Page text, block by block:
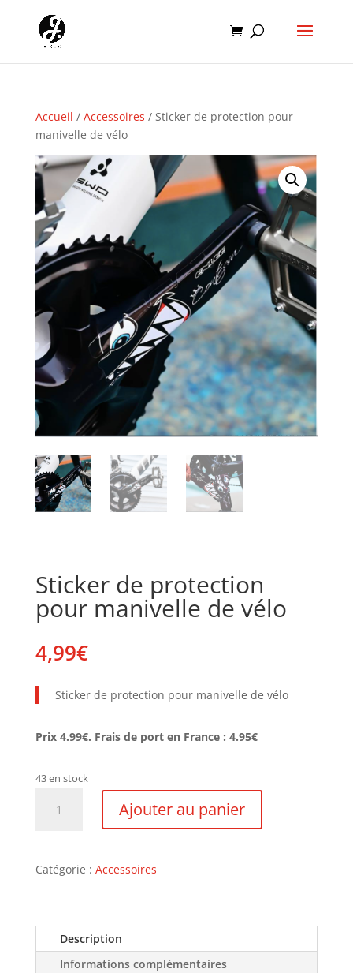
Accueil / Accessoires / Sticker de protection pour
manivelle de vélo
Sticker de protection
pour manivelle de vélo
4,99€
Sticker de protection pour manivelle de vélo
Prix 4.99€. Frais de port en France : 4.95€
43 en stock
protection
de
Ajouter au panier
Catégorie : Accessoires
Description
Informations complémentaires